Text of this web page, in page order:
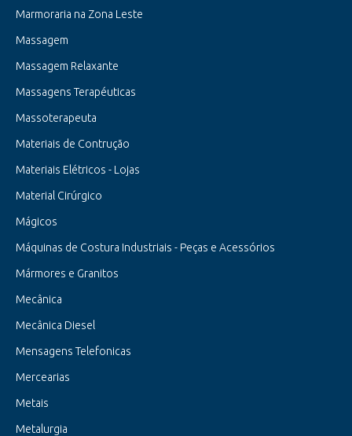
Marmoraria na Zona Leste
Massagem
Massagem Relaxante
Massagens Terapéuticas
Massoterapeuta
Materiais de Contrução
Materiais Elétricos - Lojas
Material Cirúrgico
Mágicos
Máquinas de Costura Industriais - Peças e Acessórios
Mármores e Granitos
Mecânica
Mecânica Diesel
Mensagens Telefonicas
Mercearias
Metais
Metalurgia